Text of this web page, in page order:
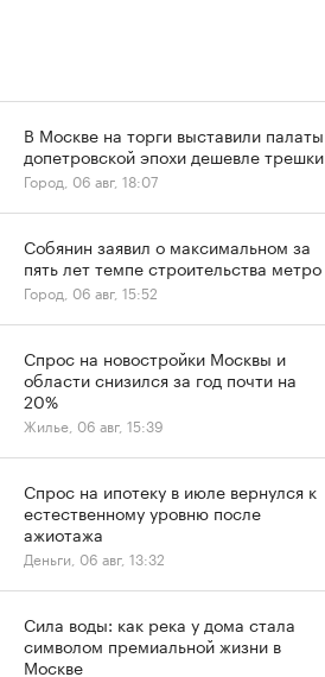
В Москве на торги выставили палаты
допетровской эпохи дешевле трешки
Город, 06 авг, 18:07
Собянин заявил о максимальном за
пять лет темпе строительства метро
Город, 06 авг, 15:52
Спрос на новостройки Москвы и
области снизился за год почти на
20%
Жилье, 06 авг, 15:39
Спрос на ипотеку в июле вернулся к
естественному уровню после
ажиотажа
Деньги, 06 авг, 13:32
Сила воды: как река у дома стала
символом премиальной жизни в
Москве